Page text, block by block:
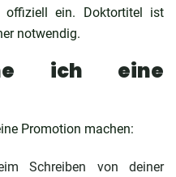
offiziell ein. Doktortitel ist
notwendig.
ich eine
Promotion machen:
Schreiben von deiner